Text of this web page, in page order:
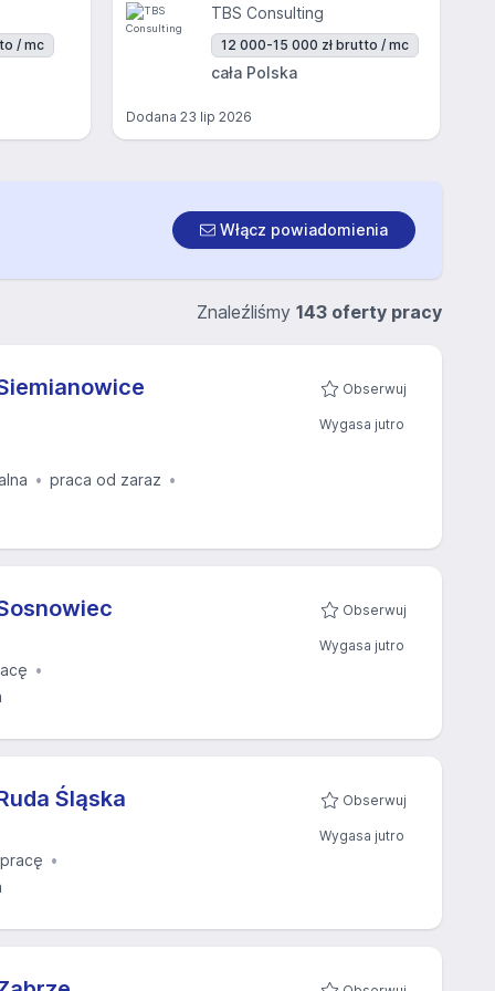
/ mc
TBS Consulting
12 000-15 000 zł brutto / mc
cała Polska
Dodana 23 lip 2026
Włącz powiadomienia
Znaleźliśmy 143 oferty pracy
praca od zaraz
Obserwuj
Wygasa jutro
Obserwuj
Wygasa jutro
Śląska Obserwuj
Wygasa jutro